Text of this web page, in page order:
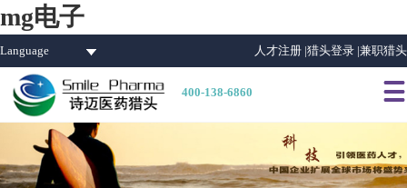
mg电子
Language 人才注册 |猎头登录 |兼职猎头
400-138-6860 